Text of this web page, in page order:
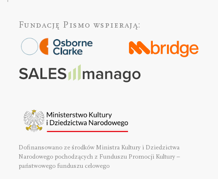
Fundację Pismo wspierają:
Dofinansowano ze środków Ministra Kultury i Dziedzictwa
Narodowego pochodzących z Funduszu Promocji Kultury –
państwowego funduszu celowego